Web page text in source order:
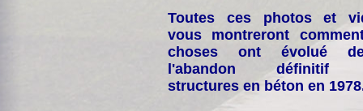
Toutes ces photos et
vous montreront
choses ont évolué
l'abandon définitif
structures en béton en